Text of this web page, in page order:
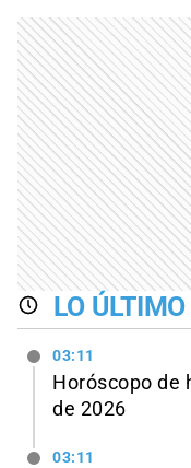
LO ÚLTIMO
03:11
Horóscopo de
de 2026
03:11